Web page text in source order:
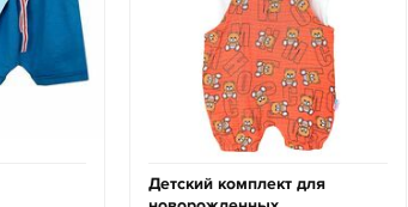
Детский комплект для